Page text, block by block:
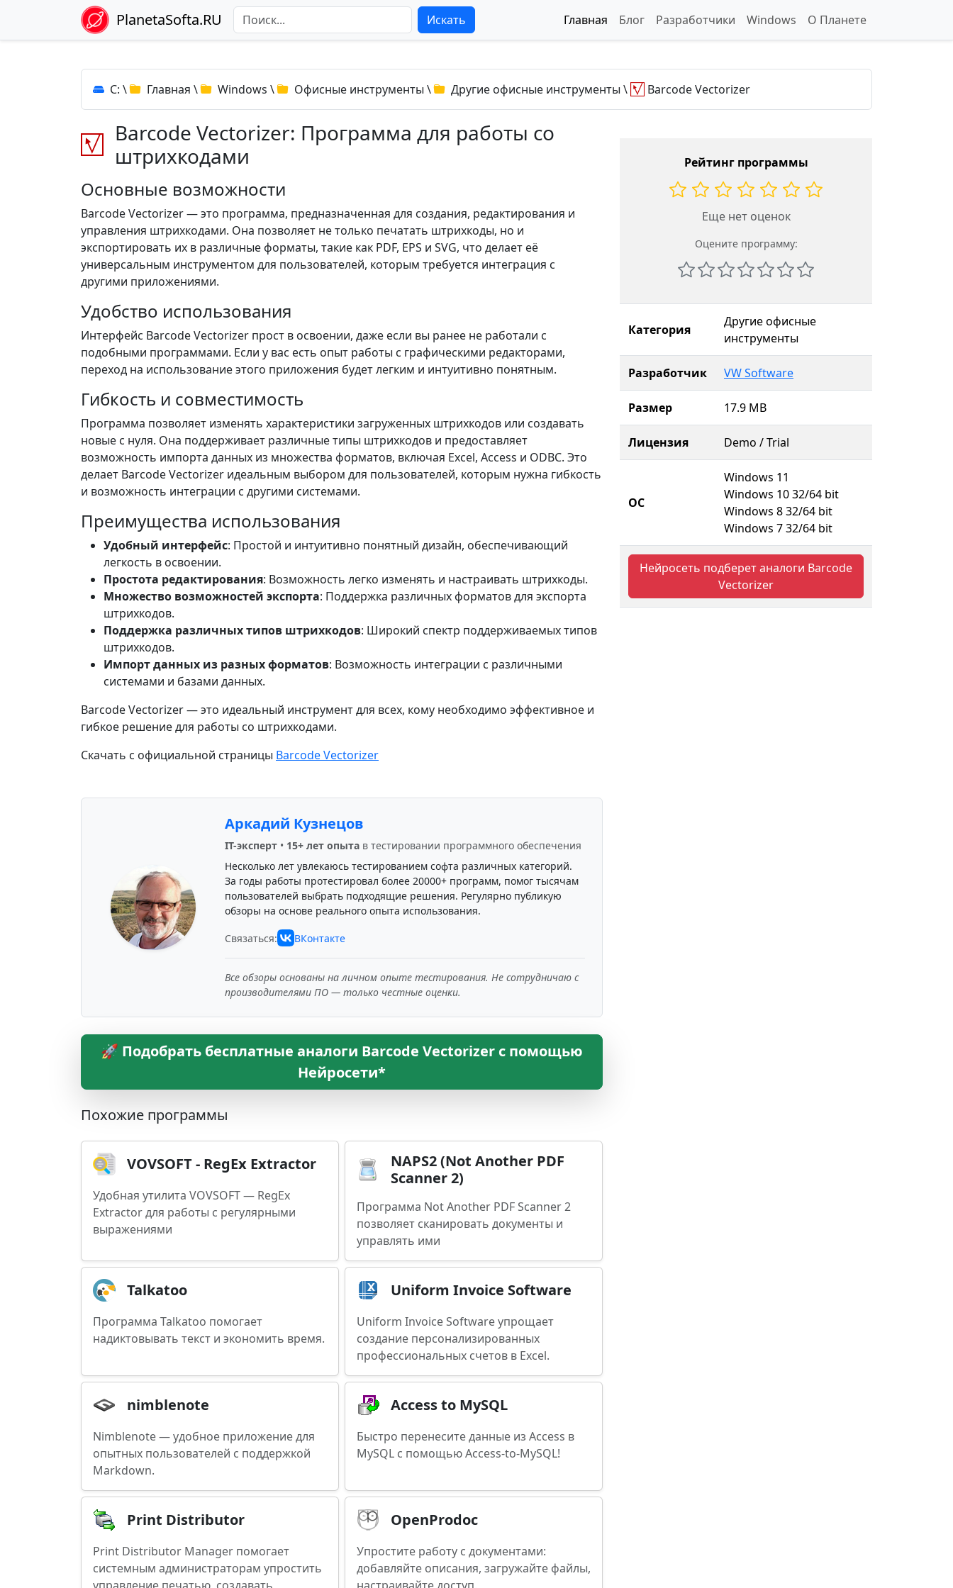
PlanetaSofta.RU Искать Главная Блог Разработчики Windows О Планете
C: \ Главная \ Windows \ Офисные инструменты \ Другие офисные инструменты \ Barcode Vectorizer
Barcode Vectorizer: Программа для работы со
штрихкодами
Основные возможности
Barcode Vectorizer — это программа, предназначенная для создания, редактирования и
управления штрихкодами. Она позволяет не только печатать штрихкоды, но и
экспортировать их в различные форматы, такие как PDF, EPS и SVG, что делает её
универсальным инструментом для пользователей, которым требуется интеграция с
другими приложениями.
Удобство использования
Интерфейс Barcode Vectorizer прост в освоении, даже если вы ранее не работали с
подобными программами. Если у вас есть опыт работы с графическими редакторами,
переход на использование этого приложения будет легким и интуитивно понятным.
Гибкость и совместимость
Программа позволяет изменять характеристики загруженных штрихкодов или создавать
новые с нуля. Она поддерживает различные типы штрихкодов и предоставляет
возможность импорта данных из множества форматов, включая Excel, Access и ODBC. Это
делает Barcode Vectorizer идеальным выбором для пользователей, которым нужна гибкость
и возможность интеграции с другими системами.
Преимущества использования
Удобный интерфейс: Простой и интуитивно понятный дизайн, обеспечивающий
легкость в освоении.
Простота редактирования: Возможность легко изменять и настраивать штрихкоды.
Множество возможностей экспорта: Поддержка различных форматов для экспорта
штрихкодов.
Поддержка различных типов штрихкодов: Широкий спектр поддерживаемых типов
штрихкодов.
Импорт данных из разных форматов: Возможность интеграции с различными
системами и базами данных.
Barcode Vectorizer — это идеальный инструмент для всех, кому необходимо эффективное и
гибкое решение для работы со штрихкодами.
Скачать с официальной страницы Barcode Vectorizer
Аркадий Кузнецов
IT-эксперт• 15+ лет опытав тестировании программного обеспечения
Несколько лет увлекаюсь тестированием софта различных категорий.
За годы работы протестировал более 20000+ программ, помог тысячам
пользователей выбрать подходящие решения. Регулярно публикую
обзоры на основе реального опыта использования.
Связаться: ВКонтакте
Все обзоры основаны на личном опыте тестирования. Не сотрудничаю с
производителями ПО — только честные оценки.
🚀 Подобрать бесплатные аналоги Barcode Vectorizer с помощью
Нейросети*
Похожие программы
VOVSOFT - RegEx Extractor
Удобная утилита VOVSOFT — RegEx
Extractor для работы с регулярными
выражениями
NAPS2 (Not Another PDF
Scanner 2)
Программа Not Another PDF Scanner 2
позволяет сканировать документы и
управлять ими
Talkatoo
Программа Talkatoo помогает
надиктовывать текст и экономить время.
Uniform Invoice Software
Uniform Invoice Software упрощает
создание персонализированных
профессиональных счетов в Excel.
nimblenote
Nimblenote — удобное приложение для
опытных пользователей с поддержкой
Markdown.
Access to MySQL
Быстро перенесите данные из Access в
MySQL с помощью Access-to-MySQL!
Print Distributor
Print Distributor Manager помогает
системным администраторам упростить
OpenProdoc
Упростите работу с документами:
добавляйте описания, загружайте файлы,
Рейтинг программы
Еще нет оценок
Оцените программу:
Категория
Другие офисные
инструменты
Разработчик VW Software
Размер 17.9 MB
Лицензия Demo / Trial
ОС
Windows 11
Windows 10 32/64 bit
Windows 8 32/64 bit
Windows 7 32/64 bit
Нейросеть подберет аналоги Barcode
Vectorizer